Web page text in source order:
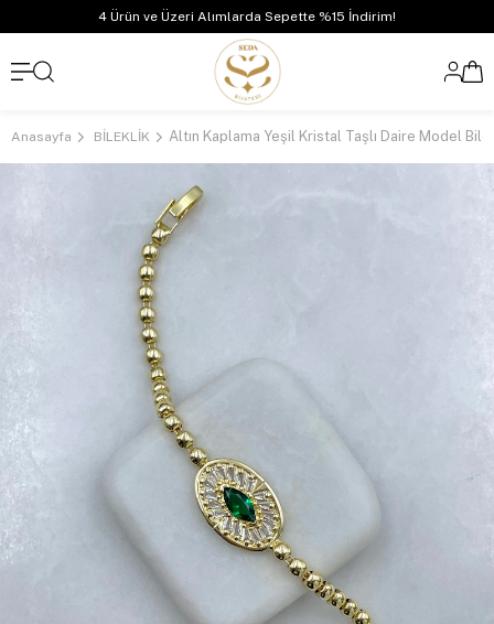
4 Ürün ve Üzeri Alımlarda Sepette %15 İndirim!
Anasayfa BİLEKLİK